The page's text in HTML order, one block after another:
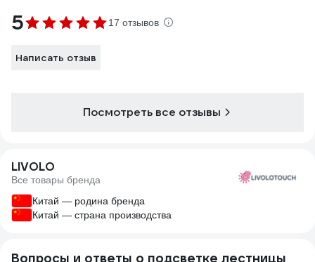
5 17 отзывов
Написать отзыв
Посмотреть все отзывы
LIVOLO
Все товары бренда
Китай — родина бренда
Китай — страна производства
Вопросы и ответы о подсветке лестницы